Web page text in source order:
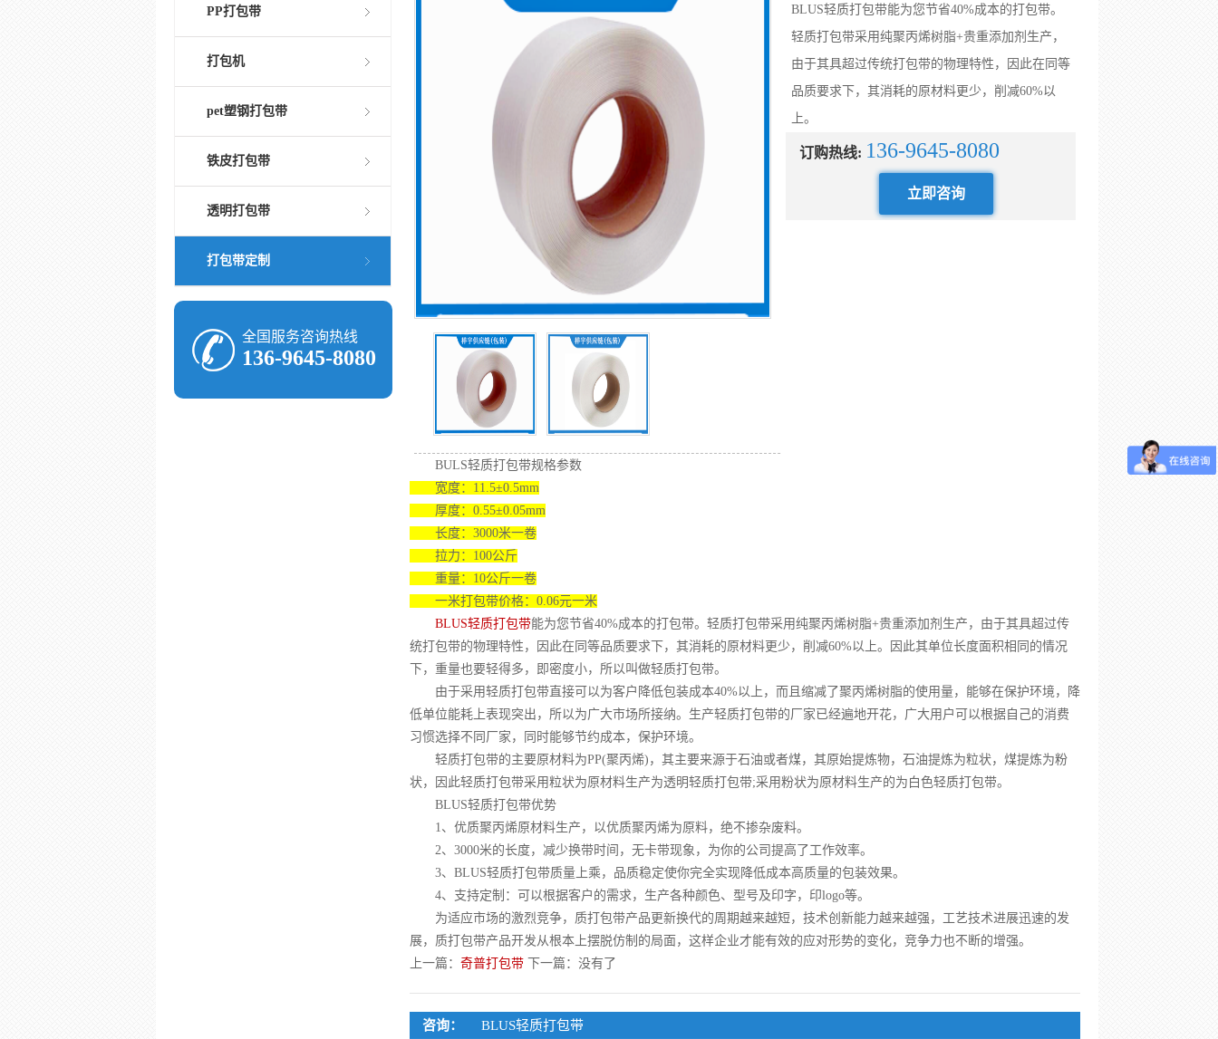
BLUS轻质打包带能为您节省40%成本的打包带。
轻质打包带采用纯聚丙烯树脂+贵重添加剂生产，
由于其具超过传统打包带的物理特性，因此在同等
品质要求下，其消耗的原材料更少，削减60%以
上。
订购热线: 136-9645-8080
立即咨询
BULS轻质打包带规格参数
宽度：11.5±0.5mm
厚度：0.55±0.05mm
长度：3000米一卷
拉力：100公斤
重量：10公斤一卷
一米打包带价格：0.06元一米
BLUS轻质打包带能为您节省40%成本的打包带。轻质打包带采用纯聚丙烯树脂+贵重添加剂生产，由于其具超过传
统打包带的物理特性，因此在同等品质要求下，其消耗的原材料更少，削减60%以上。因此其单位长度面积相同的情况
下，重量也要轻得多，即密度小，所以叫做轻质打包带。
由于采用轻质打包带直接可以为客户降低包装成本40%以上，而且缩减了聚丙烯树脂的使用量，能够在保护环境，降
低单位能耗上表现突出，所以为广大市场所接纳。生产轻质打包带的厂家已经遍地开花，广大用户可以根据自己的消费
习惯选择不同厂家，同时能够节约成本，保护环境。
轻质打包带的主要原材料为PP(聚丙烯)，其主要来源于石油或者煤，其原始提炼物，石油提炼为粒状，煤提炼为粉
状，因此轻质打包带采用粒状为原材料生产为透明轻质打包带;采用粉状为原材料生产的为白色轻质打包带。
BLUS轻质打包带优势
1、优质聚丙烯原材料生产，以优质聚丙烯为原料，绝不掺杂废料。
2、3000米的长度，减少换带时间，无卡带现象，为你的公司提高了工作效率。
3、BLUS轻质打包带质量上乘，品质稳定使你完全实现降低成本高质量的包装效果。
4、支持定制：可以根据客户的需求，生产各种颜色、型号及印字，印logo等。
为适应市场的激烈竞争，质打包带产品更新换代的周期越来越短，技术创新能力越来越强，工艺技术进展迅速的发
展，质打包带产品开发从根本上摆脱仿制的局面，这样企业才能有效的应对形势的变化，竞争力也不断的增强。
上一篇： 奇普打包带 下一篇：没有了
咨询： BLUS轻质打包带
PP打包带
打包机
pet塑钢打包带
铁皮打包带
透明打包带
打包带定制
全国服务咨询热线
136-9645-8080